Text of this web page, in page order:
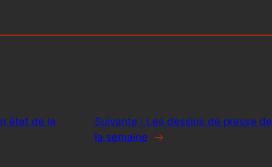
état de la
Suivante : Les dessins de presse de
la semaine
→